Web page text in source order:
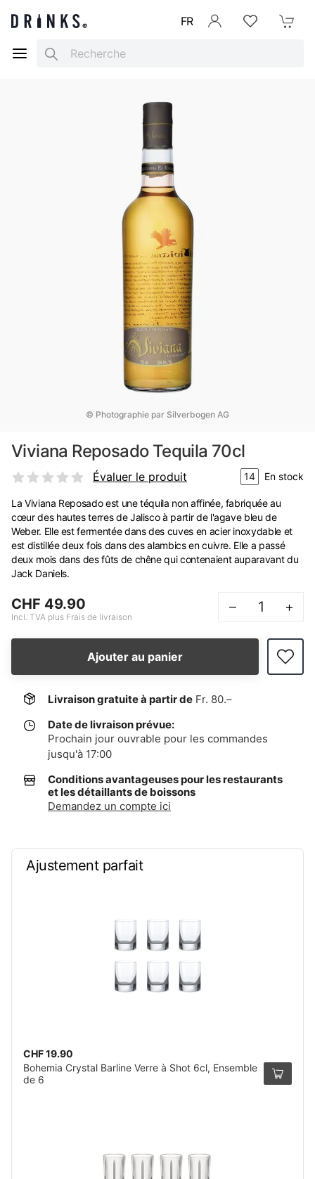
FR
Search
© Photographie par Silverbogen AG
Viviana Reposado Tequila 70cl
Évaluer le produit 14 En stock
La Viviana Reposado est une téquila non affinée, fabriquée au
cœur des hautes terres de Jalisco à partir de l'agave bleu de
Weber. Elle est fermentée dans des cuves en acier inoxydable et
est distillée deux fois dans des alambics en cuivre. Elle a passé
deux mois dans des fûts de chêne qui contenaient auparavant du
Jack Daniels.
CHF 49.90
Incl. TVA plus Frais de livraison
– +
Ajouter au panier
Livraison gratuite à partir de Fr. 80.–
Date de livraison prévue:
Prochain jour ouvrable pour les commandes
jusqu'à 17:00
Conditions avantageuses pour les restaurants
et les détaillants de boissons
Demandez un compte ici
Ajustement parfait
CHF 19.90
Bohemia Crystal Barline Verre à Shot 6cl, Ensemble
de 6